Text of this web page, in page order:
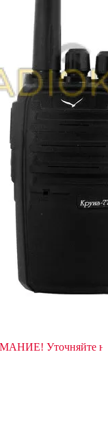
ВНИМАНИЕ!